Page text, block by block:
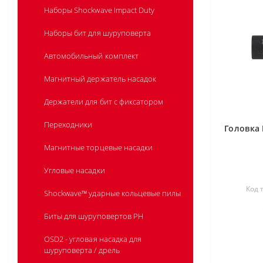
Куртки с подогревом HJ GREY5
Куртки с подогревом HPJBL2
Куртки с подогревом камуфляж HJ
подогревом HJP LADIES
Стеганые куртки с подогревом HJP
Лонгслив с подогревом L4 HBLB-301
Толстовка серая GREY3
Наборы Shockwave Impact Duty
Наборы бит для шуруповерта
Автомобильный комплект
Магнитный держатель насадок
Держатели для бит с фиксатором
Переходники
Магнитные торцевые насадки
Угловые насадки
Shockwave™ ударные кольцевые пилы
Биты для шуруповертов PH
OSD2 - угловая насадка для
шуруповерта / дрель
Головка
Код